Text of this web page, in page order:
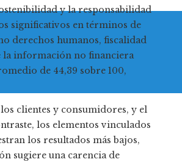
y la responsabilidad
significativos en términos de
derechos humanos, fiscalidad
la información no financiera
de 44,39 sobre 100,
clientes y consumidores, y el
los elementos vinculados
los resultados más bajos,
sugiere una carencia de